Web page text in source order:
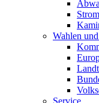
Wahlen
Service